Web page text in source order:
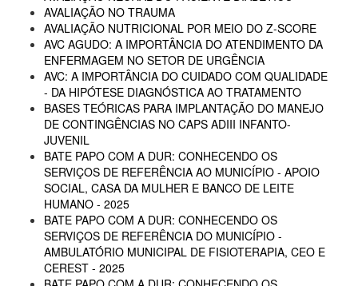
AVALIAÇÃO NO TRAUMA
AVALIAÇÃO NUTRICIONAL POR MEIO DO Z-SCORE
AVC AGUDO: A IMPORTÂNCIA DO ATENDIMENTO DA
ENFERMAGEM NO SETOR DE URGÊNCIA
AVC: A IMPORTÂNCIA DO CUIDADO COM QUALIDADE
- DA HIPÓTESE DIAGNÓSTICA AO TRATAMENTO
BASES TEÓRICAS PARA IMPLANTAÇÃO DO MANEJO
DE CONTINGÊNCIAS NO CAPS ADIII INFANTO-
JUVENIL
BATE PAPO COM A DUR: CONHECENDO OS
SERVIÇOS DE REFERÊNCIA AO MUNICÍPIO - APOIO
SOCIAL, CASA DA MULHER E BANCO DE LEITE
HUMANO - 2025
BATE PAPO COM A DUR: CONHECENDO OS
SERVIÇOS DE REFERÊNCIA DO MUNICÍPIO -
AMBULATÓRIO MUNICIPAL DE FISIOTERAPIA, CEO E
CEREST - 2025